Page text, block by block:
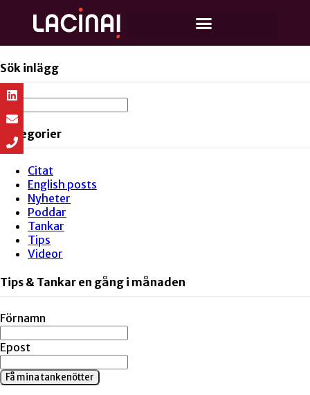
Sök inlägg
Kategorier
Citat
English posts
Nyheter
Poddar
Tankar
Tips
Videor
Tips & Tankar en gång i månaden
Förnamn
Epost
Få mina tankenötter